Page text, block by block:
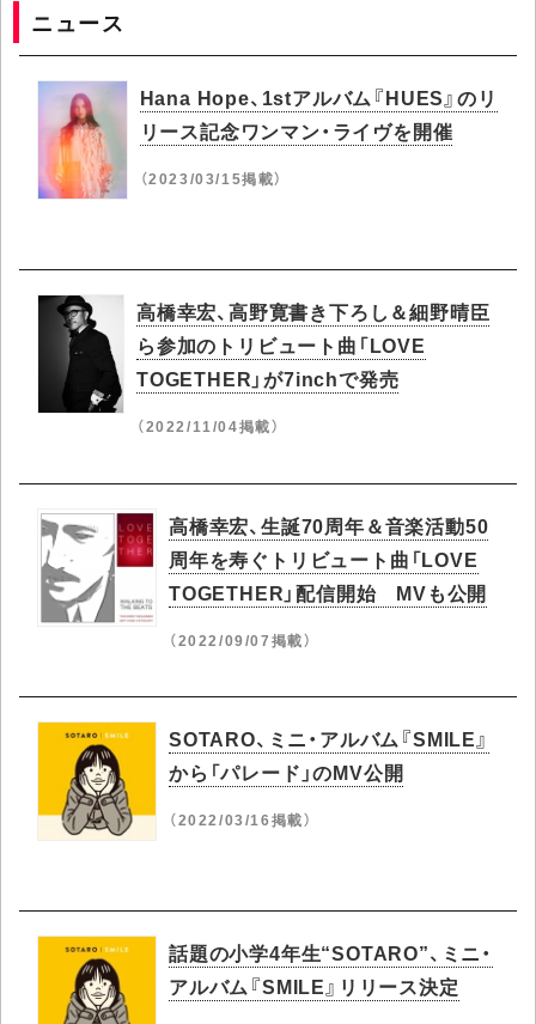
ニュース
Hana Hope、1stアルバム『HUES』のリ
リース記念ワンマン・ライヴを開催
（2023/03/15掲載）
高橋幸宏、高野寛書き下ろし＆細野晴臣
ら参加のトリビュート曲「LOVE
TOGETHER」が7inchで発売
（2022/11/04掲載）
高橋幸宏、生誕70周年＆音楽活動50
周年を寿ぐトリビュート曲「LOVE
TOGETHER」配信開始 MVも公開
（2022/09/07掲載）
SOTARO、ミニ・アルバム『SMILE』
から「パレード」のMV公開
（2022/03/16掲載）
話題の小学4年生“SOTARO”、ミニ・
アルバム『SMILE』リリース決定